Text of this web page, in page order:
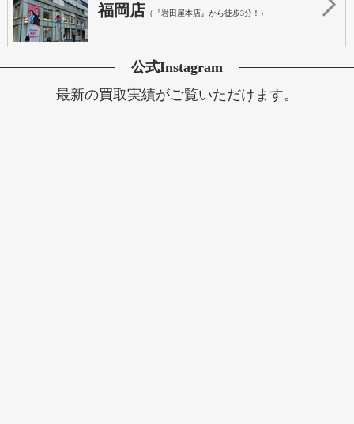
福岡店 （『岩田屋本店』から徒歩3分！）
公式Instagram
最新の買取実績がご覧いただけます。